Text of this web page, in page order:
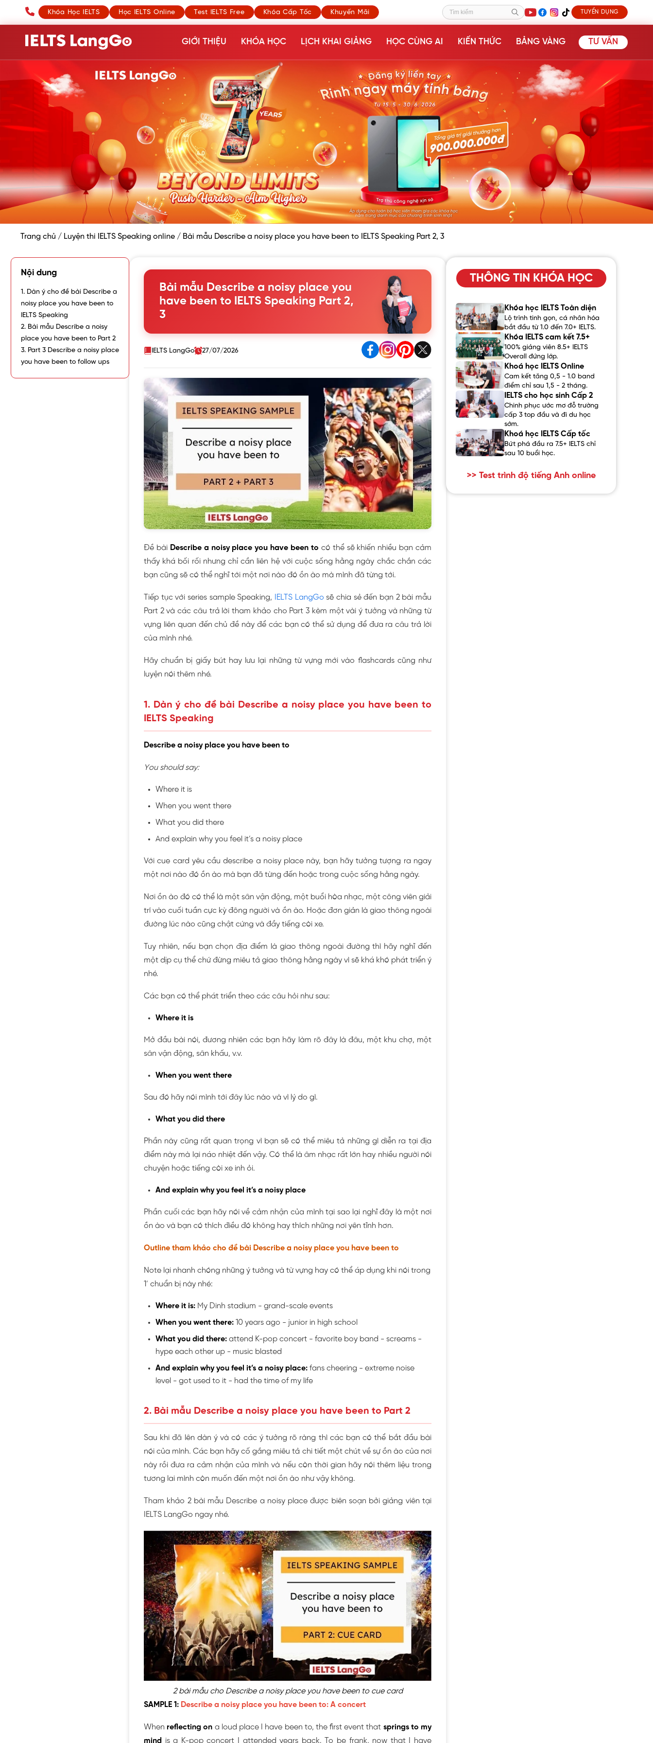
Khóa Học IELTS Học IELTS Online Test IELTS Free Khóa Cấp Tốc Khuyến Mãi Tìm kiếm TUYỂN DỤNG
GIỚI THIỆU KHÓA HỌC LỊCH KHAI GIẢNG HỌC CÙNG AI KIẾN THỨC BẢNG VÀNG TƯ VẤN
Trang chủ / Luyện thi IELTS Speaking online / Bài mẫu Describe a noisy place you have been to IELTS Speaking Part 2, 3
Nội dung
1. Dàn ý cho đề bài Describe a
noisy place you have been to
IELTS Speaking
2. Bài mẫu Describe a noisy
place you have been to Part 2
3. Part 3 Describe a noisy place
you have been to follow ups
Bài mẫu Describe a noisy place you
have been to IELTS Speaking Part 2,
3
IELTS LangGo 27/07/2026
Đề bài Describe a noisy place you have been to có thể sẽ khiến nhiều bạn cảm
thấy khá bối rối nhưng chỉ cần liên hệ với cuộc sống hằng ngày chắc chắn các
bạn cũng sẽ có thể nghĩ tới một nơi nào đó ồn ào mà mình đã từng tới.
Tiếp tục với series sample Speaking, IELTS LangGo sẽ chia sẻ đến bạn 2 bài mẫu
Part 2 và các câu trả lời tham khảo cho Part 3 kèm một vài ý tưởng và những từ
vựng liên quan đến chủ đề này để các bạn có thể sử dụng để đưa ra câu trả lời
của mình nhé.
Hãy chuẩn bị giấy bút hay lưu lại những từ vựng mới vào flashcards cũng như
luyện nói thêm nhé.
1. Dàn ý cho đề bài Describe a noisy place you have been to
IELTS Speaking
Describe a noisy place you have been to
You should say:
Where it is
When you went there
What you did there
And explain why you feel it’s a noisy place
Với cue card yêu cầu describe a noisy place này, bạn hãy tưởng tượng ra ngay
một nơi nào đó ồn ào mà bạn đã từng đến hoặc trong cuộc sống hằng ngày.
Nơi ồn ào đó có thể là một sân vận động, một buổi hòa nhạc, một công viên giải
trí vào cuối tuần cực kỳ đông người và ồn ào. Hoặc đơn giản là giao thông ngoài
đường lúc nào cũng chật cứng và đầy tiếng còi xe.
Tuy nhiên, nếu bạn chọn địa điểm là giao thông ngoài đường thì hãy nghĩ đến
một dịp cụ thể chứ đừng miêu tả giao thông hằng ngày vì sẽ khá khó phát triển ý
nhé.
Các bạn có thể phát triển theo các câu hỏi như sau:
Where it is
Mở đầu bài nói, đương nhiên các bạn hãy làm rõ đây là đâu, một khu chợ, một
sân vận động, sân khấu, v.v.
When you went there
Sau đó hãy nói mình tới đây lúc nào và vì lý do gì.
What you did there
Phần này cũng rất quan trọng vì bạn sẽ có thể miêu tả những gì diễn ra tại địa
điểm này mà lại náo nhiệt đến vậy. Có thể là âm nhạc rất lớn hay nhiều người nói
chuyện hoặc tiếng còi xe inh ỏi.
And explain why you feel it’s a noisy place
Phần cuối các bạn hãy nói về cảm nhận của mình tại sao lại nghĩ đây là một nơi
ồn ào và bạn có thích điều đó không hay thích những nơi yên tĩnh hơn.
Outline tham khảo cho đề bài Describe a noisy place you have been to
Note lại nhanh chóng những ý tưởng và từ vựng hay có thể áp dụng khi nói trong
1’ chuẩn bị này nhé:
Where it is: My Dinh stadium - grand-scale events
When you went there: 10 years ago - junior in high school
What you did there: attend K-pop concert - favorite boy band - screams -
hype each other up - music blasted
And explain why you feel it’s a noisy place: fans cheering - extreme noise
level - got used to it - had the time of my life
2. Bài mẫu Describe a noisy place you have been to Part 2
Sau khi đã lên dàn ý và có các ý tưởng rõ ràng thì các bạn có thể bắt đầu bài
nói của mình. Các bạn hãy cố gắng miêu tả chi tiết một chút về sự ồn ào của nơi
này rồi đưa ra cảm nhận của mình và nếu còn thời gian hãy nói thêm liệu trong
tương lai mình còn muốn đến một nơi ồn ào như vậy không.
Tham khảo 2 bài mẫu Describe a noisy place được biên soạn bởi giảng viên tại
IELTS LangGo ngay nhé.
2 bài mẫu cho Describe a noisy place you have been to cue card
SAMPLE 1: Describe a noisy place you have been to: A concert
When reflecting on a loud place I have been to, the first event that springs to my
mind is a K-pop concert I attended years back. To be frank, now that I have
THÔNG TIN KHÓA HỌC
Khóa học IELTS Toàn diện
Lộ trình tinh gọn, cá nhân hóa
bắt đầu từ 1.0 đến 7.0+ IELTS.
Khóa IELTS cam kết 7.5+
100% giảng viên 8.5+ IELTS
Overall đứng lớp.
Khoá học IELTS Online
Cam kết tăng 0,5 - 1.0 band
điểm chỉ sau 1,5 - 2 tháng.
IELTS cho học sinh Cấp 2
Chinh phục ước mơ đỗ trường
cấp 3 top đầu và đi du học
sớm.
Khoá học IELTS Cấp tốc
Bứt phá đầu ra 7.5+ IELTS chỉ
sau 10 buổi học.
>> Test trình độ tiếng Anh online